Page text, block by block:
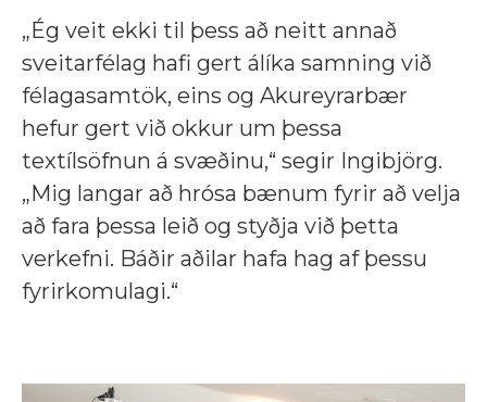
„Ég veit ekki til þess að neitt annað
sveitarfélag hafi gert álíka samning við
félagasamtök, eins og Akureyrarbær
hefur gert við okkur um þessa
textílsöfnun á svæðinu,“ segir Ingibjörg.
„Mig langar að hrósa bænum fyrir að velja
að fara þessa leið og styðja við þetta
verkefni. Báðir aðilar hafa hag af þessu
fyrirkomulagi.“